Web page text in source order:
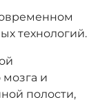
технологий.
мозга и
полости,